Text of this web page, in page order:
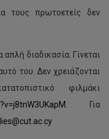
τους πρωτοετείς δεν
διαδικασία. Γίνεται
του. Δεν χρειάζονται
φιλμάκι
. Για